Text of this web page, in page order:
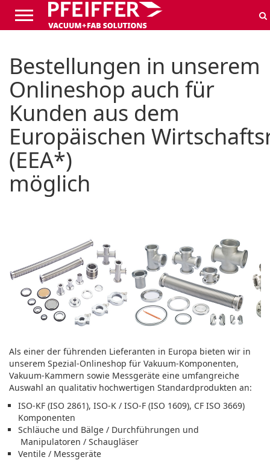
Bestellungen in unserem
Onlineshop auch für
Kunden aus dem
Europäischen
(EEA*)
möglich
Als einer der führenden Lieferanten in Europa bieten wir in
unserem Spezial-Onlineshop für Vakuum-Komponenten,
Vakuum-Kammern sowie Messgeräte eine umfangreiche
Auswahl an qualitativ hochwertigen Standardprodukten an:
ISO-KF (ISO 2861), ISO-K / ISO-F (ISO 1609), CF ISO 3669)
Komponenten
Schläuche und Bälge / Durchführungen und
Manipulatoren / Schaugläser
Ventile / Messgeräte